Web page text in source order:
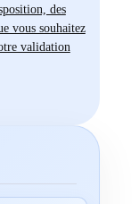
des
vous souhaitez
validation